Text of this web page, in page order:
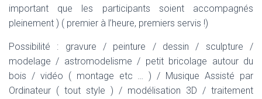
important que les participants soient accompagnés
pleinement ) ( premier à l’heure, premiers servis !)
Possibilité : gravure / peinture / dessin / sculpture /
modelage / astromodelisme / petit bricolage autour du
bois / vidéo ( montage etc … ) / Musique Assisté par
Ordinateur ( tout style ) / modélisation 3D / traitement